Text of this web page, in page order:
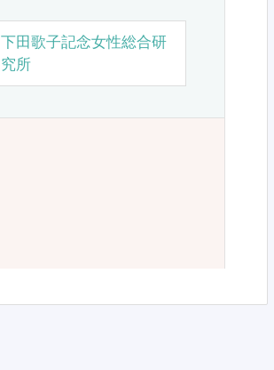
下田歌子記念女性総合研
究所